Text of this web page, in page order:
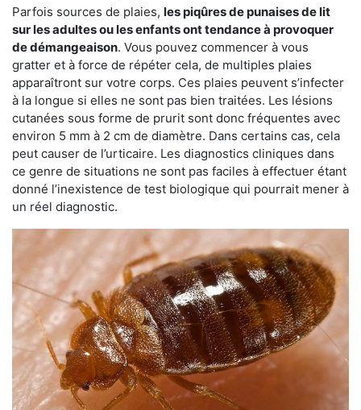
Parfois sources de plaies, les piqûres de punaises de lit
sur les adultes ou les enfants ont tendance à provoquer
de démangeaison. Vous pouvez commencer à vous
gratter et à force de répéter cela, de multiples plaies
apparaîtront sur votre corps. Ces plaies peuvent s’infecter
à la longue si elles ne sont pas bien traitées. Les lésions
cutanées sous forme de prurit sont donc fréquentes avec
environ 5 mm à 2 cm de diamètre. Dans certains cas, cela
peut causer de l’urticaire. Les diagnostics cliniques dans
ce genre de situations ne sont pas faciles à effectuer étant
donné l’inexistence de test biologique qui pourrait mener à
un réel diagnostic.